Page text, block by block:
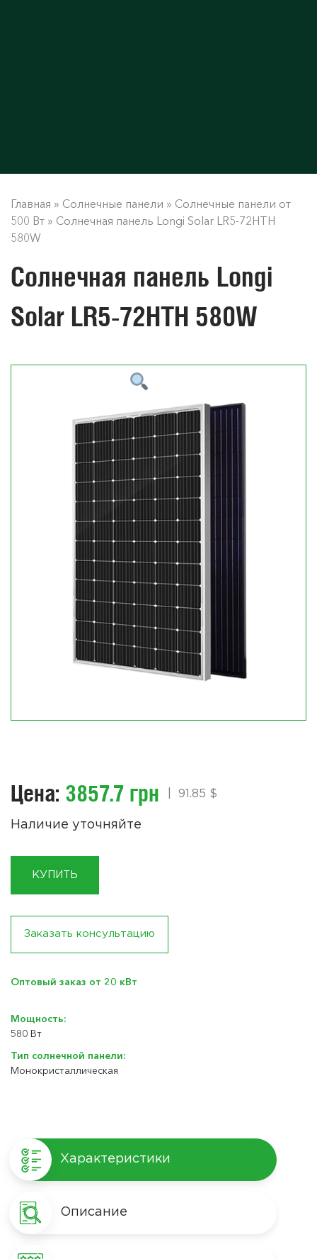
Главная » Солнечные панели » Солнечные панели от
500 Вт » Солнечная панель Longi Solar LR5-72HTH
580W
Солнечная панель Longi
Solar LR5-72HTH 580W
Цена: 3857.7 грн 91.85 $
Наличие уточняйте
КУПИТЬ
Заказать консультацию
Оптовый заказ от 20 кВт
Мощность:
580 Вт
Тип солнечной панели:
Монокристаллическая
Характеристики
Описание